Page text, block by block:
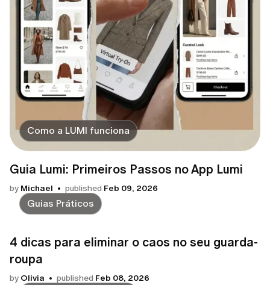
Como a LUMI funciona
Guia Lumi: Primeiros Passos no App Lumi
by Michael published Feb 09, 2026
Guias Práticos
4 dicas para eliminar o caos no seu guarda-
roupa
by Olivia published Feb 08, 2026